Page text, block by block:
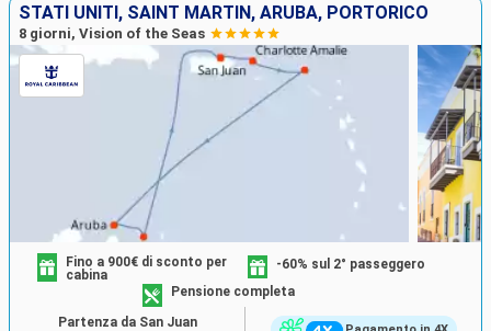
STATI UNITI, SAINT MARTIN, ARUBA, PORTORICO
8 giorni, Vision of the Seas
Fino a 900€ di sconto per
cabina
-60% sul 2° passeggero
Pensione completa
Partenza da San Juan